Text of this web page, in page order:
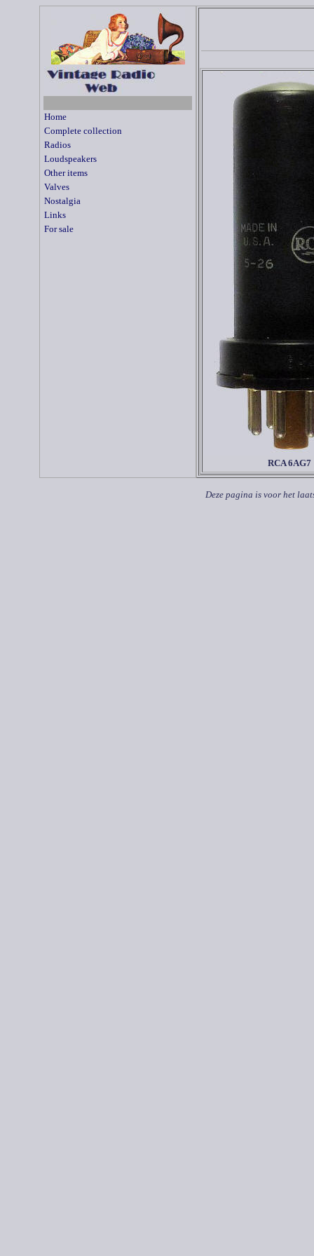
Home
Complete collection
Radios
Loudspeakers
Other items
Valves
Nostalgia
Links
For sale
RCA 6AG7
Deze pagina is voor het